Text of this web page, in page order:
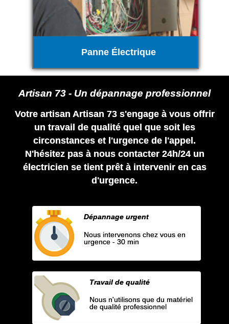
Panne Électrique
Artisan 73 - Un dépannage professionnel
Votre artisan Artisan 73 s'engage à vous offrir
un travail de qualité quel que soit les
circonstances et l'urgence de l'appel.
N'hésitez pas à nous contacter 24h/24 un
électricien se tient prêt à intervenir en cas
d'urgence.
Dépannage urgent
Nous intervenons chez vous en
urgence - 30 min
Travail de qualité
Nous n'utilisons que du matériel
de qualité professionnel